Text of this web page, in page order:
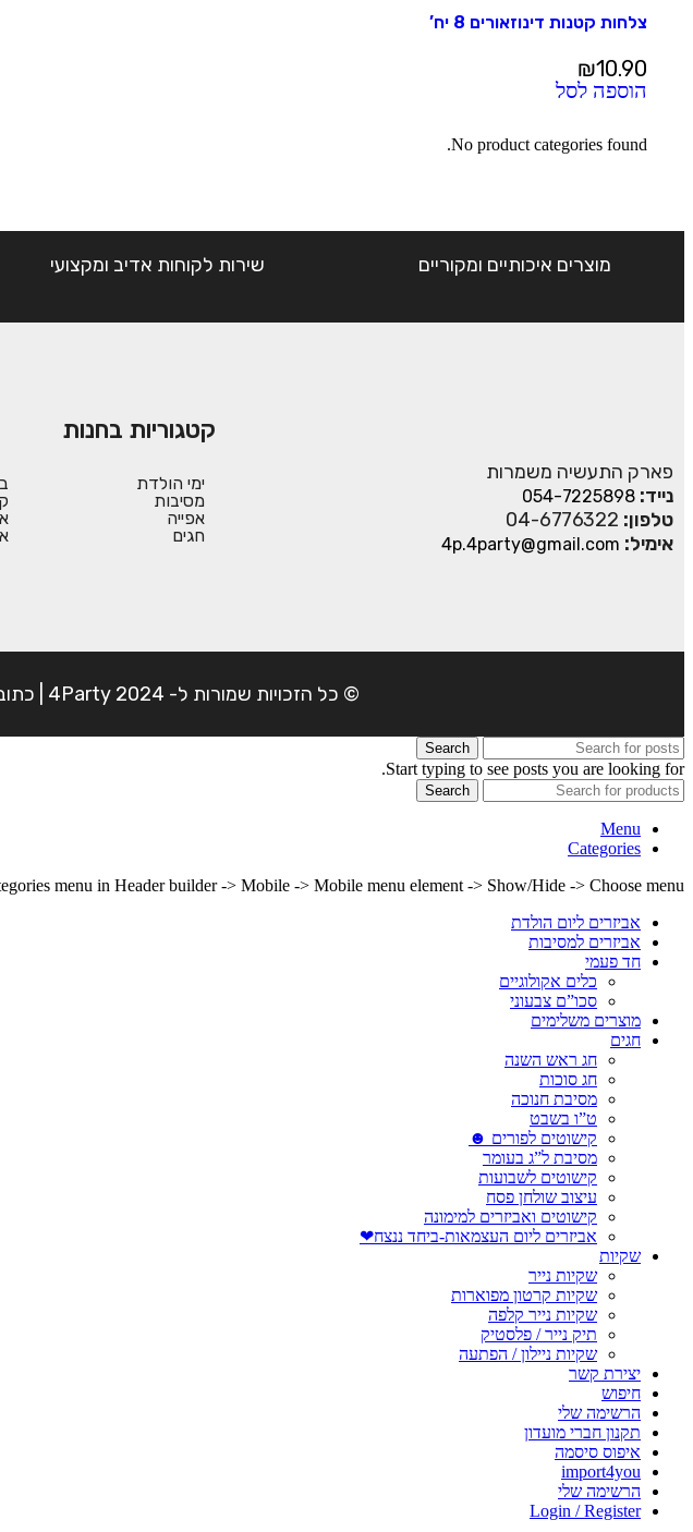
צלחות קטנות דינוזאורים 8 יח’
₪10.90
הוספה לסל
No product categories found.
מוצרים איכותיים ומקוריים שירות לקוחות אדיב ומקצועי
פארק התעשיה משמרות
נייד: 054-7225898
טלפון: 04-6776322
אימיל: 4p.4party@gmail.com
קטגוריות בחנות
ימי הולדת
מסיבות
אפייה
חגים
© כל הזכויות שמורות ל- 4Party 2024 | כתובת: פארק התעשיה משמרות| טלפון: 054-7225898
Search
Start typing to see posts you are looking for.
Search
Menu
Categories
menu in Header builder -> Mobile -> Mobile menu element -> Show/Hide -> Choose menu
אביזרים ליום הולדת
אביזרים למסיבות
חד פעמי
כלים אקולוגיים
סכו”ם צבעוני
מוצרים משלימים
חגים
חג ראש השנה
חג סוכות
מסיבת חנוכה
ט”ו בשבט
קישוטים לפורים ☻
מסיבת ל”ג בעומר
קישוטים לשבועות
עיצוב שולחן פסח
קישוטים ואביזרים למימונה
אביזרים ליום העצמאות-ביחד ננצח❤
שקיות
שקיות נייר
שקיות קרטון מפוארות
שקיות נייר קלפה
תיק נייר / פלסטיק
שקיות ניילון / הפתעה
יצירת קשר
חיפוש
הרשימה שלי
תקנון חברי מועדון
איפוס סיסמה
import4you
הרשימה שלי
Login / Register